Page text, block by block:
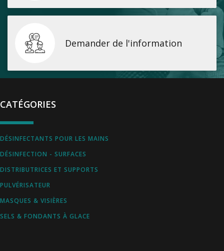
Demander de l'information
CATÉGORIES
DÉSINFECTANTS POUR LES MAINS
DÉSINFECTION - SURFACES
DISTRIBUTRICES ET SUPPORTS
PULVÉRISATEUR
MASQUES & VISIÈRES
SELS & FONDANTS À GLACE